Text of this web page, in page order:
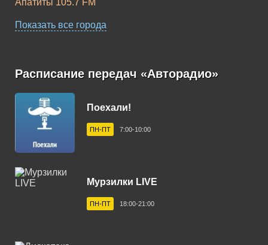
Апатиты 105.7 FM
Апшеронск 102.9 FM
Армавир 102.3 FM
Арсеньев 102.8 FM
Артем 106.1 FM
Архангельск 101.6 FM
Астрахань 101.7 FM
Ахтубинск 104.8 FM
Показать все города
Расписание передач «Авторадио»
Поехали!
ПН-ПТ 7:00-10:00
Мурзилки LIVE
ПН-ПТ 18:00-21:00